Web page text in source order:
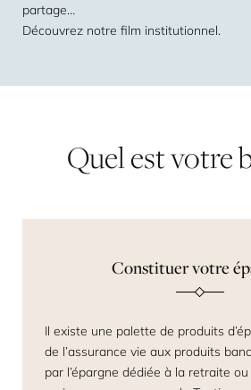
partage…
Découvrez notre film institutionnel.
Quelestvotre
Constituer votre
Il existe une palette de produits
de l’assurance vie aux produits
par l’épargne dédiée à la retraite